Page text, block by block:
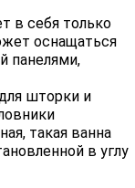
в себя только
оснащаться
панелями,
шторки и
такая ванна
в углу